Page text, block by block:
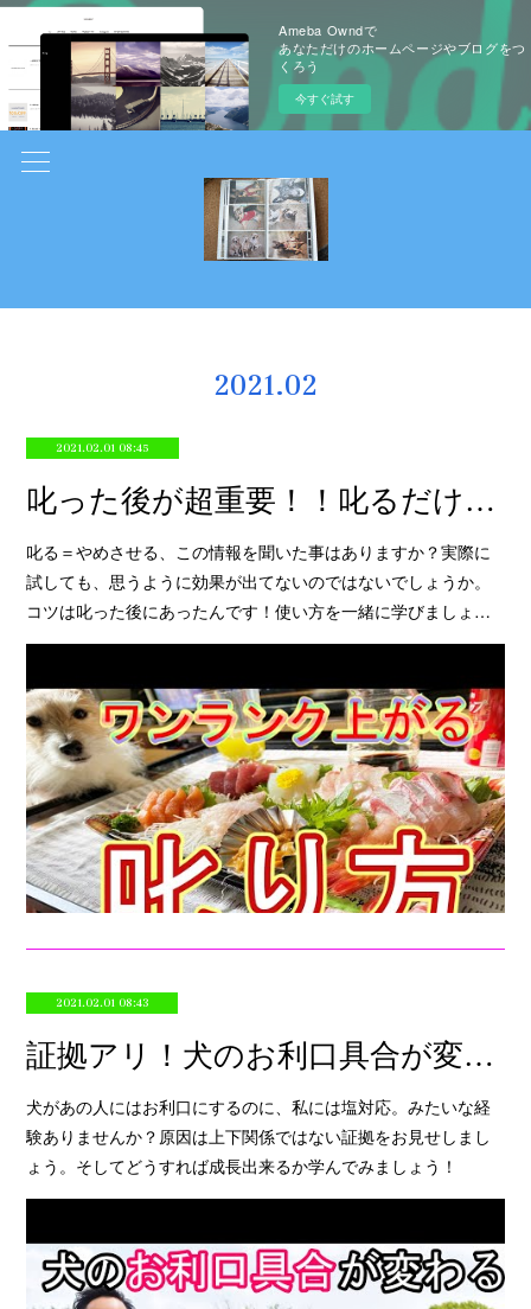
Ameba Owndで
あなただけのホームページやブログをつ
くろう
今すぐ試す
2021.02
2021.02.01 08:45
叱った後が超重要！！叱るだけで終わらない犬のしつけ方
叱る＝やめさせる、この情報を聞いた事はありますか？実際に
試しても、思うように効果が出てないのではないでしょうか。
コツは叱った後にあったんです！使い方を一緒に学びましょ…
2021.02.01 08:43
証拠アリ！犬のお利口具合が変わる秘密を暴け
犬があの人にはお利口にするのに、私には塩対応。みたいな経
験ありませんか？原因は上下関係ではない証拠をお見せしまし
ょう。そしてどうすれば成長出来るか学んでみましょう！